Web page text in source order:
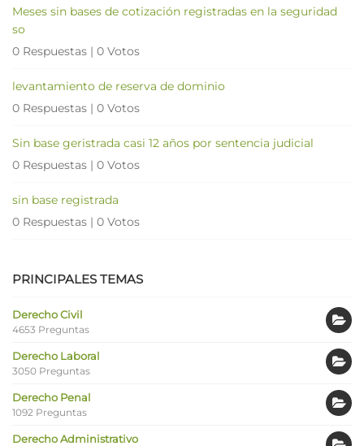
Meses sin bases de cotización registradas en la seguridad
so
0 Respuestas | 0 Votos
levantamiento de reserva de dominio
0 Respuestas | 0 Votos
Sin base geristrada casi 12 años por sentencia judicial
0 Respuestas | 0 Votos
sin base registrada
0 Respuestas | 0 Votos
PRINCIPALES TEMAS
Derecho Civil
4653 Preguntas
Derecho Laboral
3050 Preguntas
Derecho Penal
1092 Preguntas
Derecho Administrativo